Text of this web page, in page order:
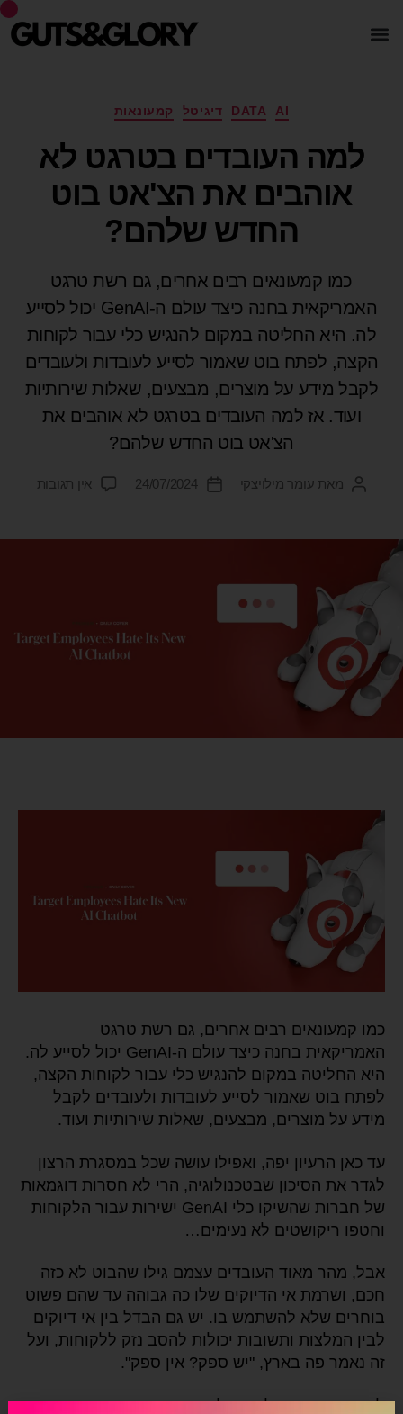
AI
DATA דיגיטל קמעונאות
למה העובדים בטרגט לא
אוהבים את הצ'אט בוט
החדש שלהם?
כמו קמעונאים רבים אחרים, גם רשת טרגט
האמריקאית בחנה כיצד עולם ה-GenAI יכול לסייע
לה. היא החליטה במקום להנגיש כלי עבור לקוחות
הקצה, לפתח בוט שאמור לסייע לעובדות ולעובדים
לקבל מידע על מוצרים, מבצעים, שאלות שירותיות
ועוד. אז למה העובדים בטרגט לא אוהבים את
הצ'אט בוט החדש שלהם?
מאת עומר מילויצקי 24/07/2024 אין תגובות
כמו קמעונאים רבים אחרים, גם רשת טרגט
האמריקאית בחנה כיצד עולם ה-GenAI יכול לסייע לה.
היא החליטה במקום להנגיש כלי עבור לקוחות הקצה,
לפתח בוט שאמור לסייע לעובדות ולעובדים לקבל
מידע על מוצרים, מבצעים, שאלות שירותיות ועוד.
עד כאן הרעיון יפה, ואפילו עושה שכל במסגרת הרצון
לגדר את הסיכון שבטכנולוגיה, הרי לא חסרות דוגמאות
של חברות שהשיקו כלי GenAI ישירות עבור הלקוחות
וחטפו ריקושטים לא נעימים…
אבל, מהר מאוד העובדים עצמם גילו שהבוט לא כזה
חכם, ושרמת אי הדיוקים שלו כה גבוהה עד שהם פשוט
בוחרים שלא להשתמש בו. יש גם הבדל בין אי דיוקים
לבין המלצות ותשובות יכולות להסב נזק ללקוחות, ועל
זה נאמר פה בארץ, "יש ספק? אין ספק".
למרות המקרה הלא מוצלח, אני עדיין מאמין שחברות